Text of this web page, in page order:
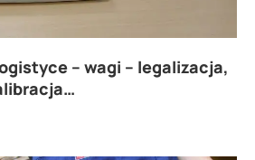
– wagi – legalizacja,